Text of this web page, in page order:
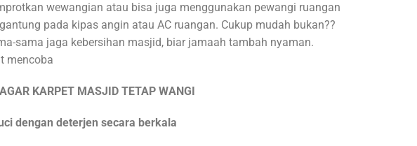
wewangian atau bisa juga menggunakan pewangi ruangan
pada kipas angin atau AC ruangan. Cukup mudah bukan??
sama jaga kebersihan masjid, biar jamaah tambah nyaman.
mencoba
KARPET MASJID TETAP WANGI
dengan deterjen secara berkala